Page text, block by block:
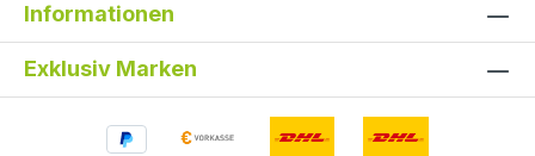
Informationen
Exklusiv Marken